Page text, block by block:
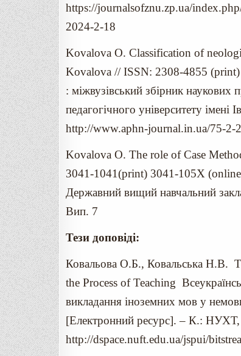
https://journalsofznu.zp.ua/
2024-2-18
Kovalova O. Classification of
Kovalova // ISSN: 2308-4855 (рrint)
: міжвузівський збірник
педагогічного університету
http://www.aphn-journal.in.ua/75-
Kovalova O. The role of Case
3041-1041(print) 3041-105X (online)
Державний вищий навчальний
Вип. 7
Тези доповіді:
Ковальова О.Б., Ковальська Н.В.
the Process of Teaching
викладання іноземних мов у
[Електронний ресурс]. – К.:
http://dspace.nuft.edu.ua/jspui/